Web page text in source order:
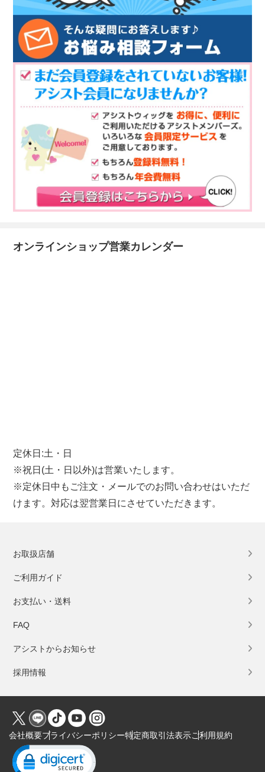
オンラインショップ営業カレンダー
定休日:土・日
※祝日(土・日以外)は営業いたします。
※定休日中もご注文・メールでのお問い合わせはいただ
けます。対応は翌営業日にさせていただきます。
お取扱店舗
ご利用ガイド
お支払い・送料
FAQ
アシストからお知らせ
採用情報
会社概要プライバシーポリシー特定商取引法表示ご利用規約
Click to open certificate verification popup